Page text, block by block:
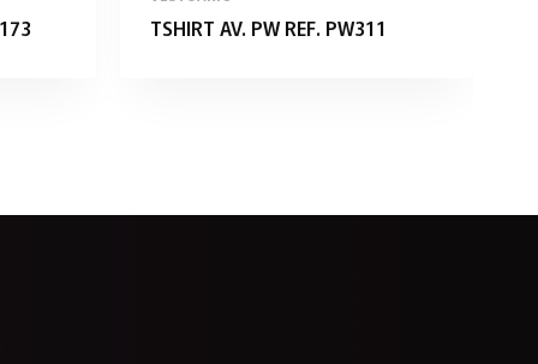
TSHIRT AV. PW REF. PW311